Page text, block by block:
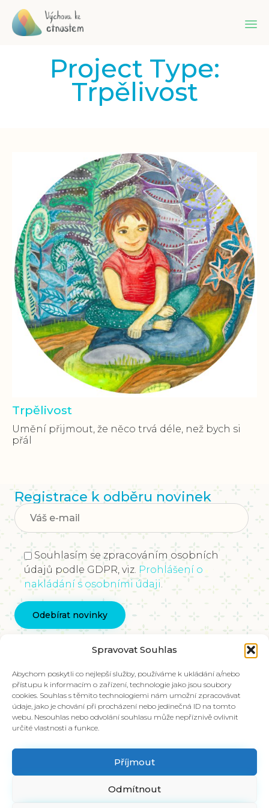
Spravovat Souhlas
Abychom poskytli co nejlepší služby, používáme k ukládání a/nebo
přístupu k informacím o zařízení, technologie jako jsou soubory
cookies. Souhlas s těmito technologiemi nám umožní zpracovávat
údaje, jako je chování při procházení nebo jedinečná ID na tomto
webu. Nesouhlas nebo odvolání souhlasu může nepříznivě ovlivnit
určité vlastnosti a funkce.
Příjmout
Odmítnout
Project Type:
Trpělivost
Trpělivost
Umění přijmout, že něco trvá déle, než bych si
přál
Registrace k odběru novinek
Souhlasím se zpracováním osobních
údajů podle GDPR, viz. Prohlášení o
nakládání s osobními údaji.
Kontaktujte nás
info@vychovakectnostem.cz
Nadace Pangea, Rohanské nábřeží 671/15, Karlín,
186 00 Praha 8
V případě zájmu o materiály ve slovenštině,
kontaktujte kolegy na emailu:
Položit dotaz